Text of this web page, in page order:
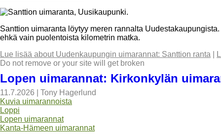
Santtion uimaranta löytyy meren rannalta
ehkä vain puolentoista kilometrin matka.
Lue lisää about Uudenkaupungin uimarannat: Santtion ranta
Do not remove or your site will get broken
Lopen uimarannat: Kirkonkylän
11.7.2026
Tony Hagerlund
Kuvia uimarannoista
Loppi
Lopen uimarannat
Kanta-Hämeen uimarannat